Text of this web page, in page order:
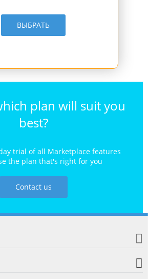
ВЫБРАТЬ
plan will suit you
best?
trial of all Marketplace features
the plan that's right for you
Contact us